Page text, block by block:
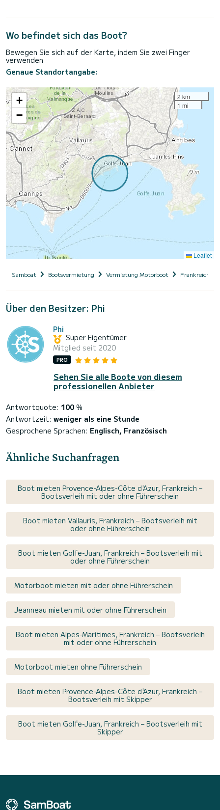
Wo befindet sich das Boot?
Bewegen Sie sich auf der Karte, indem Sie zwei Finger
verwenden
Genaue Standortangabe:
+
−
2 km
1 mi
Leaflet
Samboat Bootsvermietung Vermietung Motorboot Frankreich
Über den Besitzer: Phi
Phi
Super Eigentümer
Mitglied seit 2020
PRO
Sehen Sie alle Boote von diesem
professionellen Anbieter
Antwortquote: 100 %
Antwortzeit: weniger als eine Stunde
Gesprochene Sprachen: Englisch, Französisch
Ähnliche Suchanfragen
Boot mieten Provence-Alpes-Côte d'Azur, Frankreich –
Bootsverleih mit oder ohne Führerschein
Boot mieten Vallauris, Frankreich – Bootsverleih mit
oder ohne Führerschein
Boot mieten Golfe-Juan, Frankreich – Bootsverleih mit
oder ohne Führerschein
Motorboot mieten mit oder ohne Führerschein
Jeanneau mieten mit oder ohne Führerschein
Boot mieten Alpes-Maritimes, Frankreich – Bootsverleih
mit oder ohne Führerschein
Motorboot mieten ohne Führerschein
Boot mieten Provence-Alpes-Côte d'Azur, Frankreich –
Bootsverleih mit Skipper
Boot mieten Golfe-Juan, Frankreich – Bootsverleih mit
Skipper